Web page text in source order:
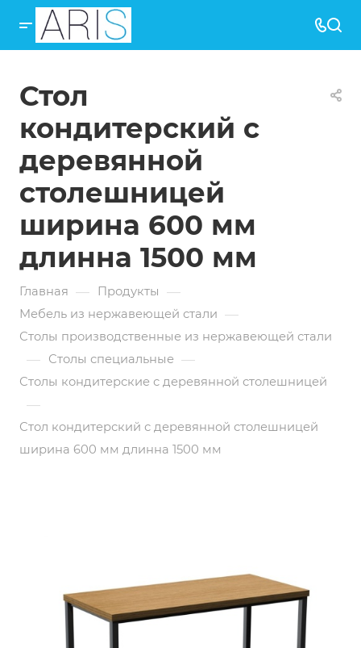
Стол
кондитерский с
деревянной
столешницей
ширина 600 мм
длинна 1500 мм
Главная — Продукты —
Мебель из нержавеющей стали —
Столы производственные из нержавеющей стали
— Столы специальные —
Столы кондитерские с деревянной столешницей
—
Стол кондитерский с деревянной столешницей
ширина 600 мм длинна 1500 мм